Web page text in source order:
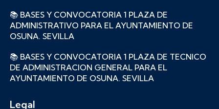
📚 BASES Y CONVOCATORIA 1 PLAZA DE
ADMINISTRATIVO PARA EL AYUNTAMIENTO DE
OSUNA. SEVILLA
📚 BASES Y CONVOCATORIA 1 PLAZA DE TECNICO
DE ADMINISTRACION GENERAL PARA EL
AYUNTAMIENTO DE OSUNA. SEVILLA
Legal